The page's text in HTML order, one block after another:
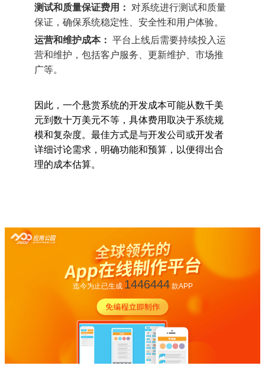
测试和质量保证费用： 对系统进行测试和质量
保证，确保系统稳定性、安全性和用户体验。
运营和维护成本： 平台上线后需要持续投入运
营和维护，包括客户服务、更新维护、市场推
广等。
因此，一个悬赏系统的开发成本可能从数千美
元到数十万美元不等，具体费用取决于系统规
模和复杂度。最佳方式是与开发公司或开发者
详细讨论需求，明确功能和预算，以便得出合
理的成本估算。
迄今为止已生成 1446444款APP